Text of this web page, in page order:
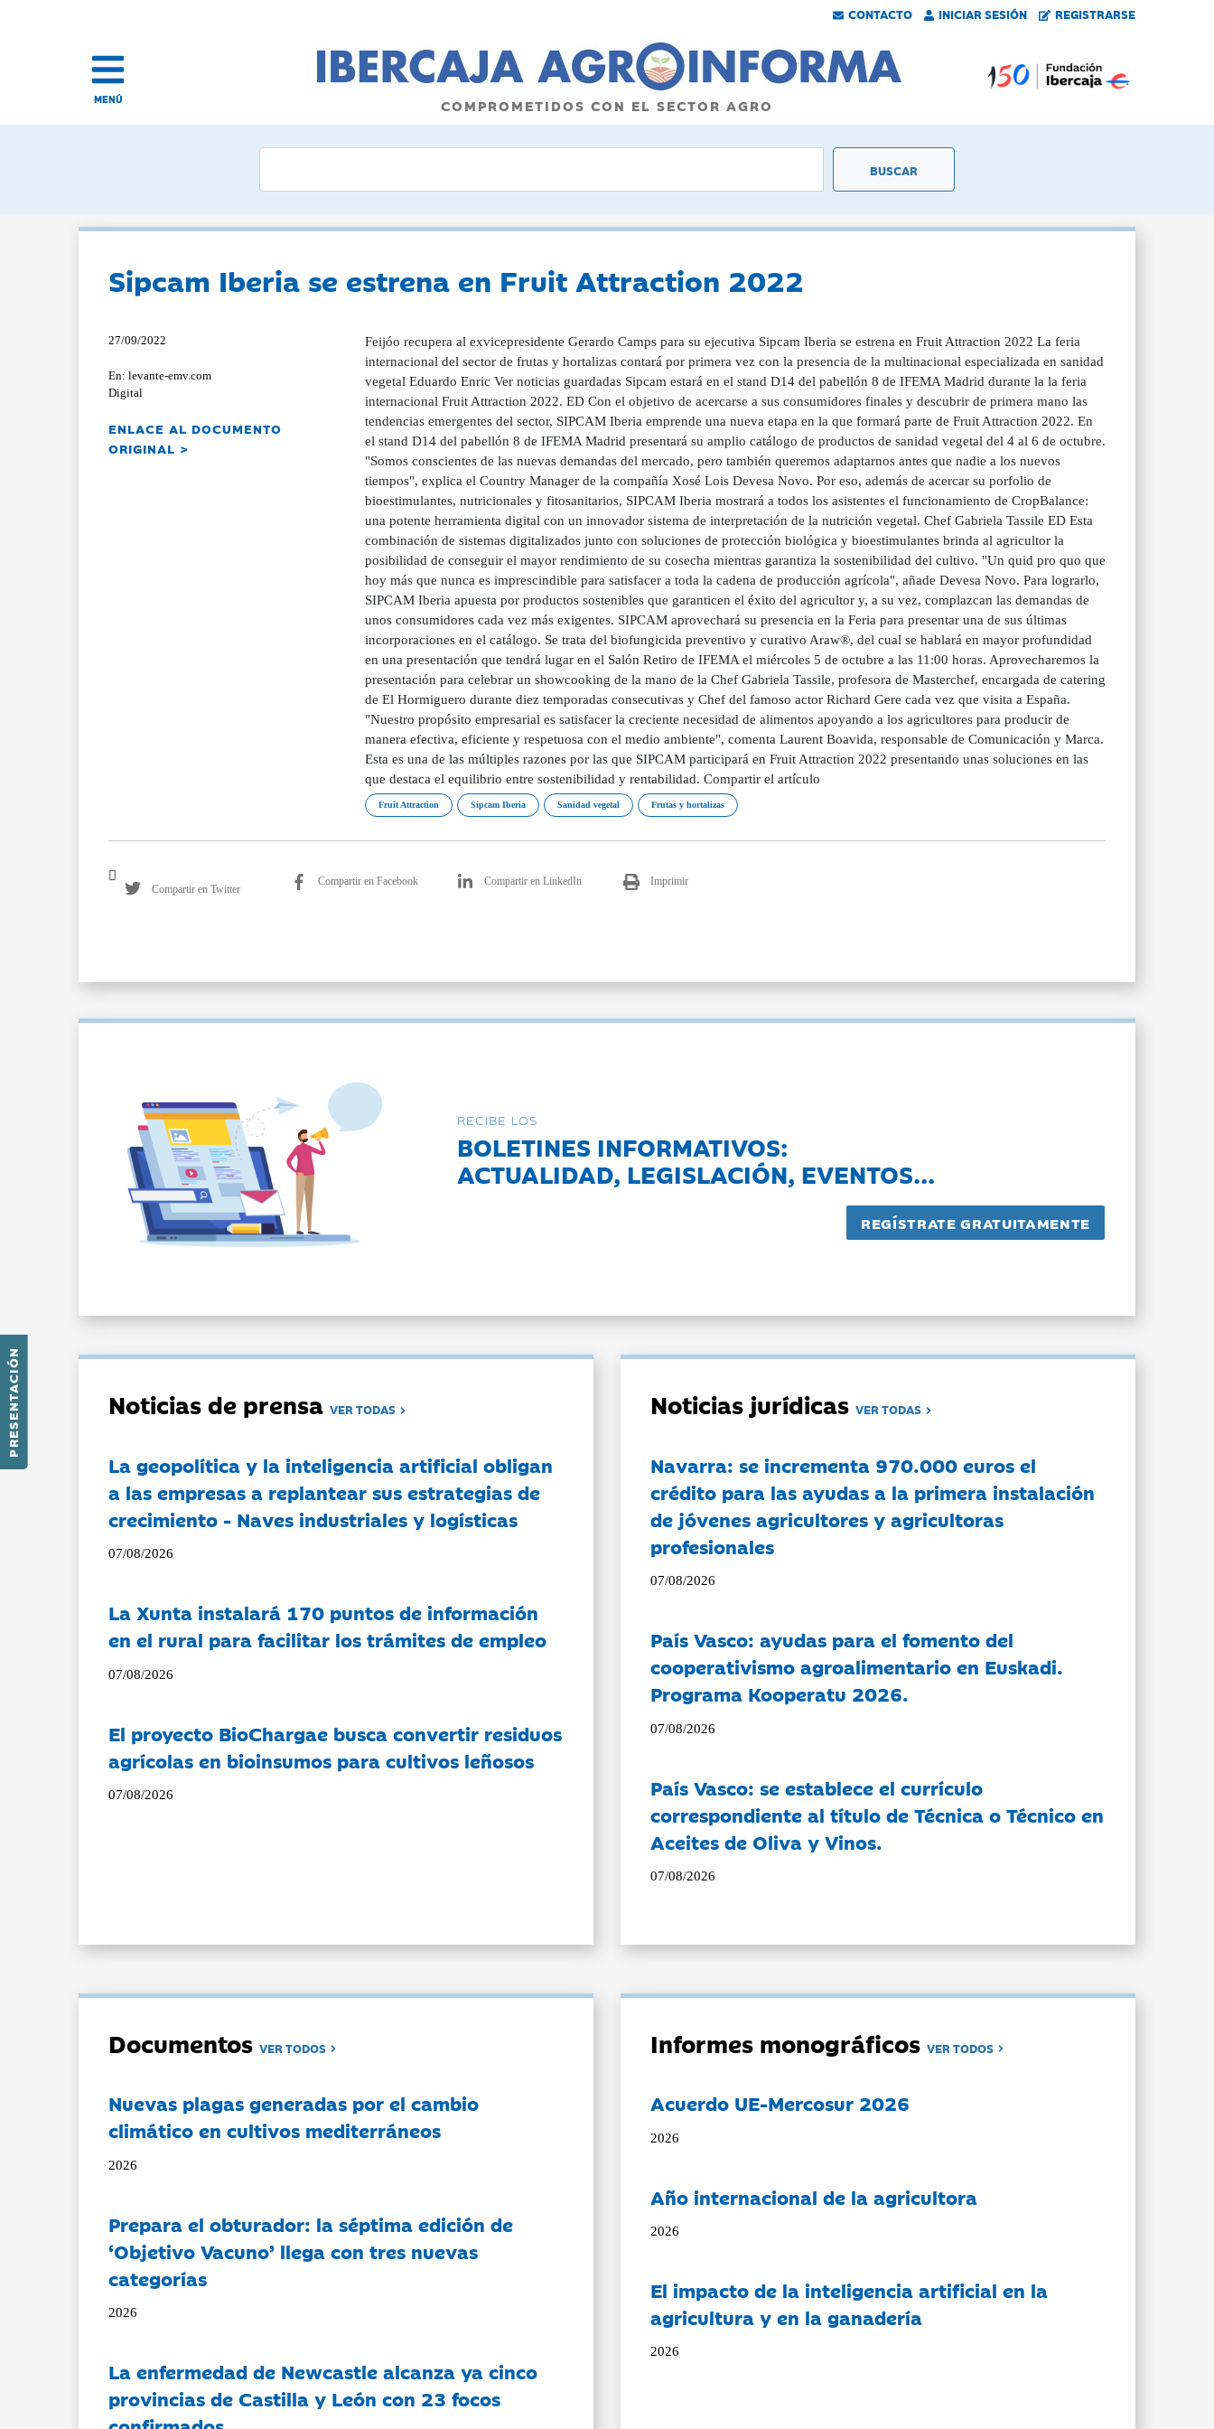
CONTACTO INICIAR SESIÓN REGISTRARSE
PRESENTACIÓN
MENÚ COMPROMETIDOS CON EL SECTOR AGRO
Sipcam Iberia se estrena en Fruit Attraction 2022
27/09/2022
En: levante-emv.com
Digital
ENLACE AL DOCUMENTO
ORIGINAL >
Feijóo recupera al exvicepresidente Gerardo Camps para su ejecutiva Sipcam Iberia se estrena en Fruit Attraction 2022 La feria
internacional del sector de frutas y hortalizas contará por primera vez con la presencia de la multinacional especializada en sanidad
vegetal Eduardo Enric Ver noticias guardadas Sipcam estará en el stand D14 del pabellón 8 de IFEMA Madrid durante la la feria
internacional Fruit Attraction 2022. ED Con el objetivo de acercarse a sus consumidores finales y descubrir de primera mano las
tendencias emergentes del sector, SIPCAM Iberia emprende una nueva etapa en la que formará parte de Fruit Attraction 2022. En
el stand D14 del pabellón 8 de IFEMA Madrid presentará su amplio catálogo de productos de sanidad vegetal del 4 al 6 de octubre.
"Somos conscientes de las nuevas demandas del mercado, pero también queremos adaptarnos antes que nadie a los nuevos
tiempos", explica el Country Manager de la compañía Xosé Lois Devesa Novo. Por eso, además de acercar su porfolio de
bioestimulantes, nutricionales y fitosanitarios, SIPCAM Iberia mostrará a todos los asistentes el funcionamiento de CropBalance:
una potente herramienta digital con un innovador sistema de interpretación de la nutrición vegetal. Chef Gabriela Tassile ED Esta
combinación de sistemas digitalizados junto con soluciones de protección biológica y bioestimulantes brinda al agricultor la
posibilidad de conseguir el mayor rendimiento de su cosecha mientras garantiza la sostenibilidad del cultivo. "Un quid pro quo que
hoy más que nunca es imprescindible para satisfacer a toda la cadena de producción agrícola", añade Devesa Novo. Para lograrlo,
SIPCAM Iberia apuesta por productos sostenibles que garanticen el éxito del agricultor y, a su vez, complazcan las demandas de
unos consumidores cada vez más exigentes. SIPCAM aprovechará su presencia en la Feria para presentar una de sus últimas
incorporaciones en el catálogo. Se trata del biofungicida preventivo y curativo Araw®, del cual se hablará en mayor profundidad
en una presentación que tendrá lugar en el Salón Retiro de IFEMA el miércoles 5 de octubre a las 11:00 horas. Aprovecharemos la
presentación para celebrar un showcooking de la mano de la Chef Gabriela Tassile, profesora de Masterchef, encargada de catering
de El Hormiguero durante diez temporadas consecutivas y Chef del famoso actor Richard Gere cada vez que visita a España.
"Nuestro propósito empresarial es satisfacer la creciente necesidad de alimentos apoyando a los agricultores para producir de
manera efectiva, eficiente y respetuosa con el medio ambiente", comenta Laurent Boavida, responsable de Comunicación y Marca.
Esta es una de las múltiples razones por las que SIPCAM participará en Fruit Attraction 2022 presentando unas soluciones en las
que destaca el equilibrio entre sostenibilidad y rentabilidad. Compartir el artículo
Fruit Attraction Sipcam Iberia Sanidad vegetal Frutas y hortalizas
Compartir en Twitter
Compartir en Facebook Compartir en LinkedIn Imprimir
RECIBE LOS
BOLETINES INFORMATIVOS:
ACTUALIDAD, LEGISLACIÓN, EVENTOS...
Noticias de prensaVER TODAS
La geopolítica y la inteligencia artificial obligan
a las empresas a replantear sus estrategias de
crecimiento - Naves industriales y logísticas
07/08/2026
La Xunta instalará 170 puntos de información
en el rural para facilitar los trámites de empleo
07/08/2026
El proyecto BioChargae busca convertir residuos
agrícolas en bioinsumos para cultivos leñosos
07/08/2026
Noticias jurídicasVER TODAS
Navarra: se incrementa 970.000 euros el
crédito para las ayudas a la primera instalación
de jóvenes agricultores y agricultoras
profesionales
07/08/2026
País Vasco: ayudas para el fomento del
cooperativismo agroalimentario en Euskadi.
Programa Kooperatu 2026.
07/08/2026
País Vasco: se establece el currículo
correspondiente al título de Técnica o Técnico en
Aceites de Oliva y Vinos.
07/08/2026
DocumentosVER TODOS
Nuevas plagas generadas por el cambio
climático en cultivos mediterráneos
2026
Prepara el obturador: la séptima edición de
‘Objetivo Vacuno’ llega con tres nuevas
categorías
2026
La enfermedad de Newcastle alcanza ya cinco
provincias de Castilla y León con 23 focos
Informes monográficosVER TODOS
Acuerdo UE-Mercosur 2026
2026
Año internacional de la agricultora
2026
El impacto de la inteligencia artificial en la
agricultura y en la ganadería
2026